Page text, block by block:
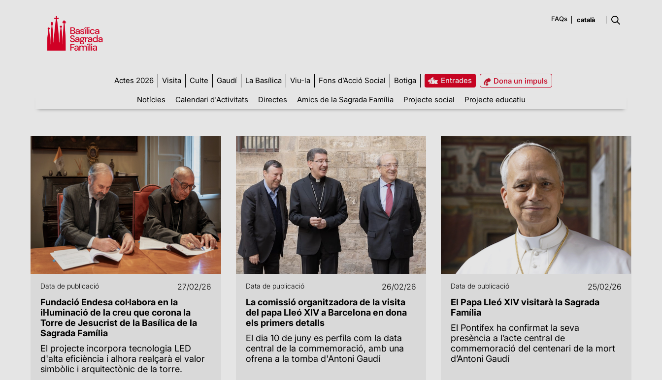
FAQs
Actes 2026 Visita Culte Gaudí La Basílica Viu-la Fons d’Acció Social Botiga Entrades
Dona un impuls
Notícies
Calendari d'Activitats Directes Amics de la Sagrada Família Projecte social Projecte educatiu
Data de publicació 27/02/26
Fundació Endesa col·labora en la
il·luminació de la creu que corona la
Torre de Jesucrist de la Basílica de la
Sagrada Família
El projecte incorpora tecnologia LED
d'alta eficiència i alhora realçarà el valor
simbòlic i arquitectònic de la torre.
Data de publicació 26/02/26
La comissió organitzadora de la visita
del papa Lleó XIV a Barcelona en dona
els primers detalls
El dia 10 de juny es perfila com la data
central de la commemoració, amb una
ofrena a la tomba d'Antoni Gaudí
Data de publicació 25/02/26
El Papa Lleó XIV visitarà la Sagrada
Família
El Pontífex ha confirmat la seva
presència a l’acte central de
commemoració del centenari de la mort
d’Antoni Gaudí